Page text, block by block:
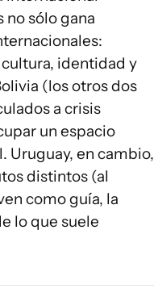
no sólo gana
identidad y
(los otros dos
a crisis
un espacio
Uruguay, en cambio,
distintos (al
como guía, la
lo que suele